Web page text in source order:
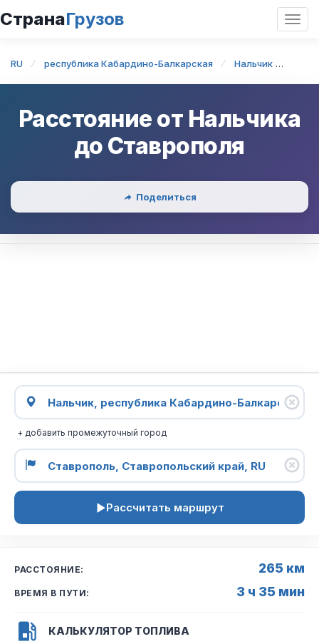
СтранаГрузов
RU республика Кабардино-Балкарская Нальчик
Расстояние от Нальчика
до Ставрополя
Поделиться
+ добавить промежуточный город
Рассчитать маршрут
РАССТОЯНИЕ: 265 км
ВРЕМЯ В ПУТИ: 3 ч 35 мин
КАЛЬКУЛЯТОР ТОПЛИВА